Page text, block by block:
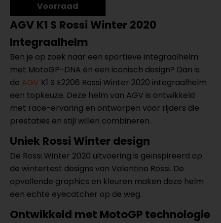
Voorraad
AGV K1 S Rossi Winter 2020
Integraalhelm
Ben je op zoek naar een sportieve integraalhelm
met MotoGP-DNA én een iconisch design? Dan is
de AGV K1 S E2206 Rossi Winter 2020 integraalhelm
een topkeuze. Deze helm van AGV is ontwikkeld
met race-ervaring en ontworpen voor rijders die
prestaties en stijl willen combineren.
Uniek Rossi Winter design
De Rossi Winter 2020 uitvoering is geïnspireerd op
de wintertest designs van Valentino Rossi. De
opvallende graphics en kleuren maken deze helm
een echte eyecatcher op de weg.
Ontwikkeld met MotoGP technologie